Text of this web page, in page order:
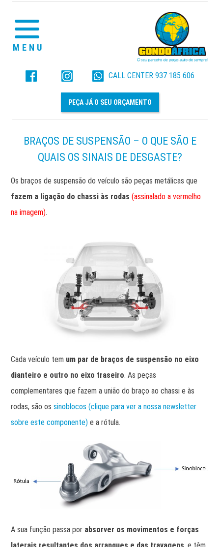
MENU
PEÇA JÁ O SEU ORÇAMENTO
CALL CENTER 937 185 606
BRAÇOS DE SUSPENSÃO – O QUE SÃO E
QUAIS OS SINAIS DE DESGASTE?
Os braços de suspensão do veículo são peças metálicas que
fazem a ligação do chassi às rodas (assinalado a vermelho
na imagem).
Cada veículo tem um par de braços de suspensão no eixo
dianteiro e outro no eixo traseiro. As peças
complementares que fazem a união do braço ao chassi e às
rodas, são ossinoblocos (clique para ver a nossa newsletter
sobre este componente) e a rótula.
A sua função passa por absorver os movimentos e forças